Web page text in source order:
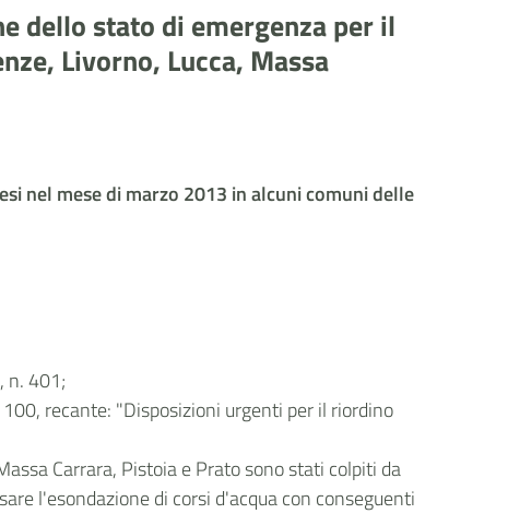
dello stato di emergenza per il
Livorno, Lucca, Massa
nel mese di marzo 2013 in alcuni comuni delle
n. 401;
recante: "Disposizioni urgenti per il riordino
Carrara, Pistoia e Prato sono stati colpiti da
l'esondazione di corsi d'acqua con conseguenti